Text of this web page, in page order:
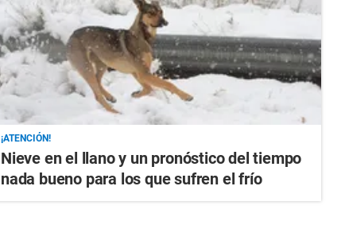
¡ATENCIÓN!
Nieve en el llano y un pronóstico del tiempo
nada bueno para los que sufren el frío